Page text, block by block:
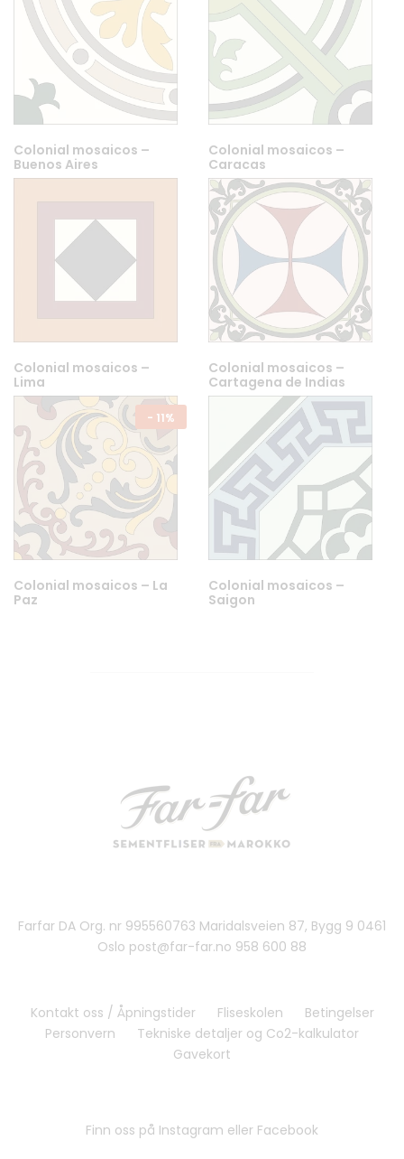
Colonial mosaicos –
Buenos Aires
Colonial mosaicos –
Caracas
Colonial mosaicos –
Lima
Colonial mosaicos –
Cartagena de Indias
- 11%
Colonial mosaicos – La
Paz
Colonial mosaicos –
Saigon
Farfar DA Org. nr 995560763 Maridalsveien 87, Bygg 9 0461
Oslo post@far-far.no 958 600 88
Kontakt oss / Åpningstider Fliseskolen
Betingelser
Personvern
Tekniske detaljer og Co2-kalkulator
Gavekort
Finn oss på Instagram eller Facebook